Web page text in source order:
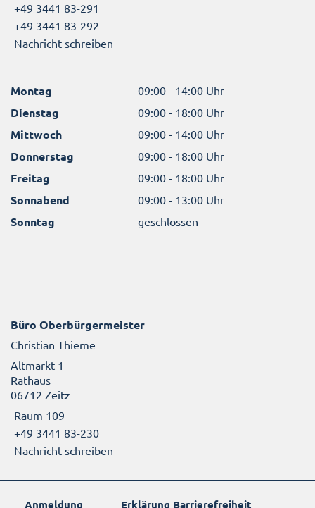
+49 3441 83-291
+49 3441 83-292
Nachricht schreiben
Montag 09:00 - 14:00 Uhr
Dienstag 09:00 - 18:00 Uhr
Mittwoch 09:00 - 14:00 Uhr
Donnerstag 09:00 - 18:00 Uhr
Freitag 09:00 - 18:00 Uhr
Sonnabend 09:00 - 13:00 Uhr
Sonntag geschlossen
Büro Oberbürgermeister
Christian Thieme
Altmarkt 1
Rathaus
06712 Zeitz
Raum 109
+49 3441 83-230
Nachricht schreiben
Anmeldung Erklärung Barrierefreiheit